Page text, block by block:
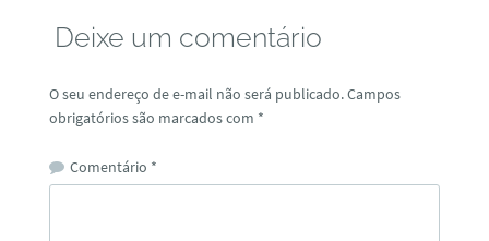
Deixe um comentário
O seu endereço de e-mail não será publicado.Campos
obrigatórios são marcados com *
Comentário *